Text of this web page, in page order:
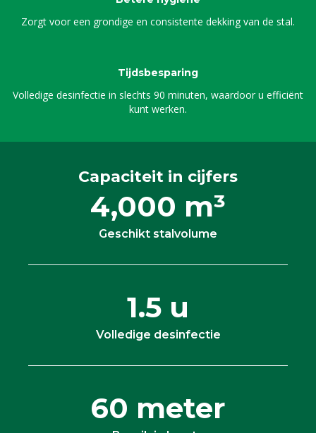
Zorgt voor een grondige en consistente dekking van de stal.
Tijdsbesparing
Volledige desinfectie in slechts 90 minuten, waardoor u efficiënt
kunt werken.
Capaciteit in cijfers
4,000 m³
Geschikt stalvolume
1.5 u
Volledige desinfectie
60 meter